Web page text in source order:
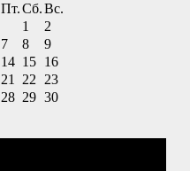
Пт.Сб.Вс.
1
2
7 8
9
14 15 16
21 22
23
28 29 30